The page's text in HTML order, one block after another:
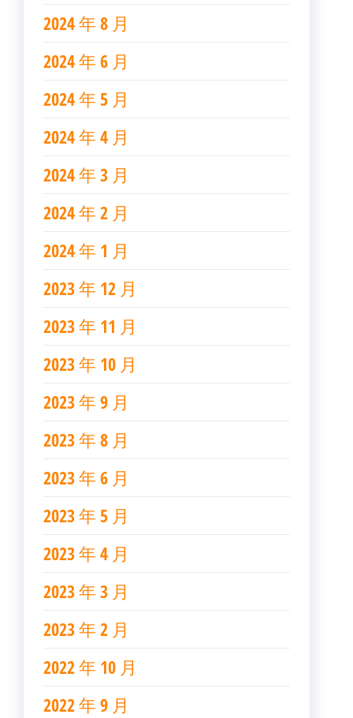
2024 年 8 月
2024 年 6 月
2024 年 5 月
2024 年 4 月
2024 年 3 月
2024 年 2 月
2024 年 1 月
2023 年 12 月
2023 年 11 月
2023 年 10 月
2023 年 9 月
2023 年 8 月
2023 年 6 月
2023 年 5 月
2023 年 4 月
2023 年 3 月
2023 年 2 月
2022 年 10 月
2022 年 9 月